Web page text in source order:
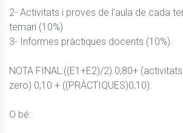
2- Activitats i proves de l'aula de cada
temari (10%)
3- Informes pràctiques docents (10%).
NOTA FINAL:((E1+E2)/2) 0,80+
zero) 0,10 + ((PRÀCTIQUES)0,10).
O bé: